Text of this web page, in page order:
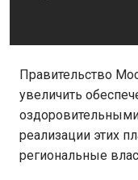
Правительство
увеличить
реализации этих
региональные